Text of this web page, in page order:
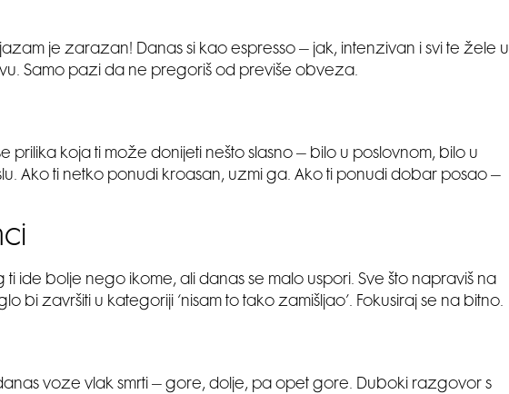
je zarazan! Danas si kao espresso – jak, intenzivan i svi te žele u
Samo pazi da ne pregoriš od previše obveza.
prilika koja ti može donijeti nešto slasno – bilo u poslovnom, bilo u
Ako ti netko ponudi kroasan, uzmi ga. Ako ti ponudi dobar posao –
ti ide bolje nego ikome, ali danas se malo uspori. Sve što napraviš na
bi završiti u kategoriji ‘nisam to tako zamišljao’. Fokusiraj se na bitno.
voze vlak smrti – gore, dolje, pa opet gore. Duboki razgovor s